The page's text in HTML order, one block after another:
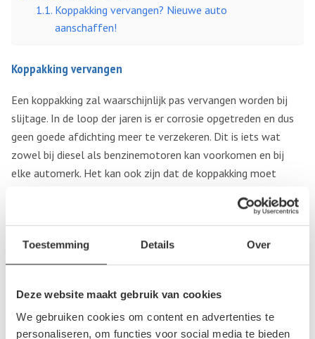
Toestemming Details Over
Deze website maakt gebruik van cookies
We gebruiken cookies om content en advertenties te
personaliseren, om functies voor social media te bieden
Koppakking vervangen? Nieuwe auto
aanschaffen!
Koppakking vervangen
Een koppakking zal waarschijnlijk pas vervangen worden bij
slijtage. In de loop der jaren is er corrosie opgetreden en dus
geen goede afdichting meer te verzekeren. Dit is iets wat
zowel bij diesel als benzinemotoren kan voorkomen en bij
elke automerk. Het kan ook zijn dat de koppakking moet
Een andere reden dat de koppakking versleten raakt, is dat je
scheuren weg op een koude motor. Met alle gevolgen van
dien.